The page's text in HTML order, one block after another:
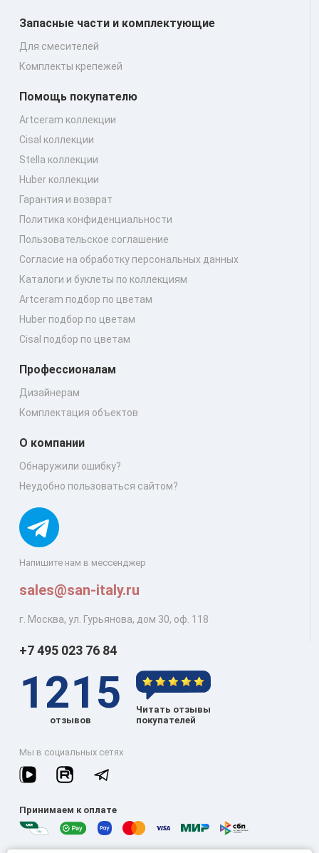
Запасные части и комплектующие
Для смесителей
Комплекты крепежей
Напишите нам в мессенджер
sales@san-italy.ru
г. Москва, ул. Гурьянова, дом 30, оф. 118
Помощь покупателю
Artceram коллекции
Cisal коллекции
Stella коллекции
Huber коллекции
Гарантия и возврат
Политика конфиденциальности
Пользовательское соглашение
Согласие на обработку персональных данных
Каталоги и буклеты по коллекциям
Artceram подбор по цветам
Huber подбор по цветам
Cisal подбор по цветам
Профессионалам
Дизайнерам
Комплектация объектов
О компании
Обнаружили ошибку?
Неудобно пользоваться сайтом?
+7 495 023 76 84
1215
отзывов
Читать отзывы
покупателей
Мы в социальных сетях
Принимаем к оплате